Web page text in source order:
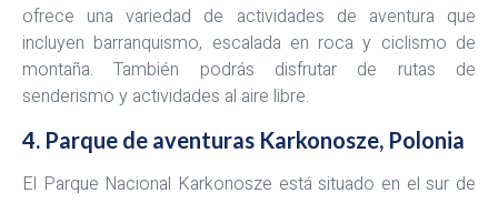
ofrece una variedad de actividades de aventura que
incluyen barranquismo, escalada en roca y ciclismo de
montaña. También podrás disfrutar de rutas de
senderismo y actividades al aire libre.
4. Parque de aventuras Karkonosze, Polonia
El Parque Nacional Karkonosze está situado en el sur de